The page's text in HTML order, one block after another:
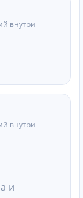
внутри
внутри
и